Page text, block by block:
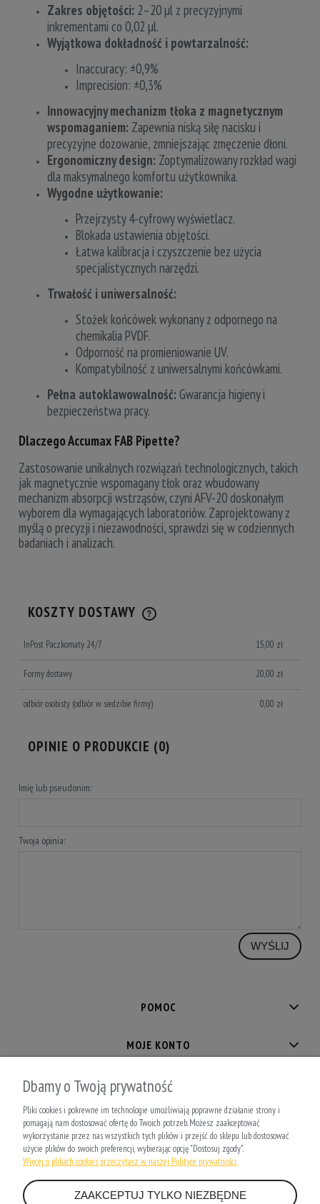
Zakres objętości: 2–20 µl z precyzyjnymi
inkrementami co 0,02 µl.
Wyjątkowa dokładność i powtarzalność:
Inaccuracy: ±0,9%
Imprecision: ±0,3%
Innowacyjny mechanizm tłoka z magnetycznym
wspomaganiem: Zapewnia niską siłę nacisku i
precyzyjne dozowanie, zmniejszając zmęczenie dłoni.
Ergonomiczny design: Zoptymalizowany rozkład wagi
dla maksymalnego komfortu użytkownika.
Wygodne użytkowanie:
Przejrzysty 4-cyfrowy wyświetlacz.
Blokada ustawienia objętości.
Łatwa kalibracja i czyszczenie bez użycia
specjalistycznych narzędzi.
Trwałość i uniwersalność:
Stożek końcówek wykonany z odpornego na
chemikalia PVDF.
Odporność na promieniowanie UV.
Kompatybilność z uniwersalnymi końcówkami.
Pełna autoklawowalność: Gwarancja higieny i
bezpieczeństwa pracy.
Dlaczego Accumax FAB Pipette?
Zastosowanie unikalnych rozwiązań technologicznych, takich
jak magnetycznie wspomagany tłok oraz wbudowany
mechanizm absorpcji wstrząsów, czyni AFV-20 doskonałym
wyborem dla wymagających laboratoriów. Zaprojektowany z
myślą o precyzji i niezawodności, sprawdzi się w codziennych
badaniach i analizach.
KOSZTY DOSTAWY
CENA NIE ZAWIERA EWENTUALNYCH KOSZTÓW PŁATNOŚCI
InPost Paczkomaty 24/7
15,00 zł
Formy dostawy 20,00 zł
odbiór osobisty(odbiór w siedzibie firmy) 0,00 zł
OPINIE O PRODUKCIE (0)
Imię lub pseudonim:
Twoja opinia:
WYŚLIJ
POMOC
MOJE KONTO
PŁATNOŚCI I DOSTAWA
INFORMACJE
O NAS
Dbamy o Twoją prywatność
Pliki cookies i pokrewne im technologie umożliwiają poprawne działanie strony i
pomagają nam dostosować ofertę do Twoich potrzeb. Możesz zaakceptować
wykorzystanie przez nas wszystkich tych plików i przejść do sklepu lub dostosować
użycie plików do swoich preferencji, wybierając opcję "Dostosuj zgody".
Więcej o plikach cookies przeczytasz w naszej Polityce prywatności.
ZAAKCEPTUJ TYLKO NIEZBĘDNE